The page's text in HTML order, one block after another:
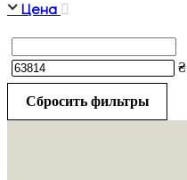
Цена
₴
Сбросить фильтры